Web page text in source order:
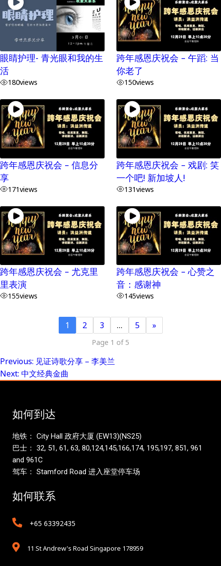
眼睛护理- 青光眼和我的生
活
180views
跨年感恩庆祝会 – 午蹈: 当
你老了
150views
跨年感恩庆祝会 – 信息分
享
171views
跨年感恩庆祝会 – 戏剧: 笑
一个吧! 新加坡人!
131views
跨年感恩庆祝会 – 尤克里
里表演
155views
跨年感恩庆祝会 – 心赞之
音：感谢神
145views
1 2 3 … 5 »
Page 1 of 5
Post
Previous: 见证诗歌分享 – 李美兰
Next: 中文经典金曲
如何到达
地铁： City Hall 政府大厦 (EW13)(NS25)
巴士： 32, 51, 61, 63, 80,124,145,166,174, 195,197, 851, 961
and 961C
驾车： Stamford Road 进入座堂停车场
如何联系
+65 63392435
11 St Andrew's Road Singapore 178959